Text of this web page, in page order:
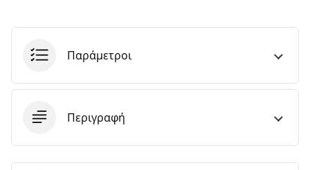
Παράμετροι
Περιγραφή